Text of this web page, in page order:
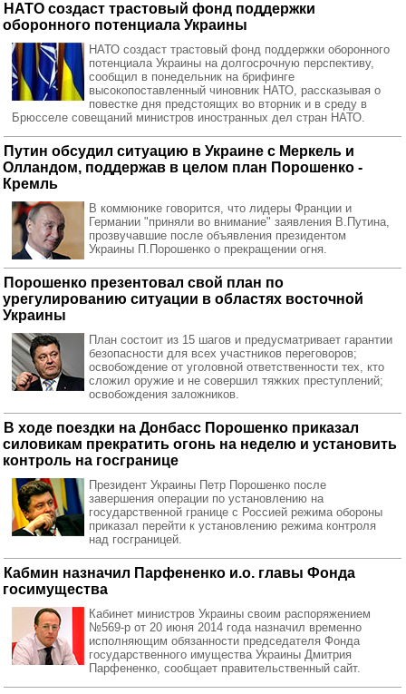
НАТО создаст трастовый фонд поддержки
оборонного потенциала Украины
НАТО создаст трастовый фонд поддержки оборонного
потенциала Украины на долгосрочную перспективу,
сообщил в понедельник на брифинге
высокопоставленный чиновник НАТО, рассказывая о
повестке дня предстоящих во вторник и в среду в
Брюсселе совещаний министров иностранных дел стран НАТО.
Путин обсудил ситуацию в Украине с Меркель и
Олландом, поддержав в целом план Порошенко -
Кремль
В коммюнике говорится, что лидеры Франции и
Германии "приняли во внимание" заявления В.Путина,
прозвучавшие после объявления президентом
Украины П.Порошенко о прекращении огня.
Порошенко презентовал свой план по
урегулированию ситуации в областях восточной
Украины
План состоит из 15 шагов и предусматривает гарантии
безопасности для всех участников переговоров;
освобождение от уголовной ответственности тех, кто
сложил оружие и не совершил тяжких преступлений;
освобождения заложников.
В ходе поездки на Донбасс Порошенко приказал
силовикам прекратить огонь на неделю и установить
контроль на госгранице
Президент Украины Петр Порошенко после
завершения операции по установлению на
государственной границе с Россией режима обороны
приказал перейти к установлению режима контроля
над госграницей.
Кабмин назначил Парфененко и.о. главы Фонда
госимущества
Кабинет министров Украины своим распоряжением
№569-р от 20 июня 2014 года назначил временно
исполняющим обязанности председателя Фонда
государственного имущества Украины Дмитрия
Парфененко, сообщает правительственный сайт.